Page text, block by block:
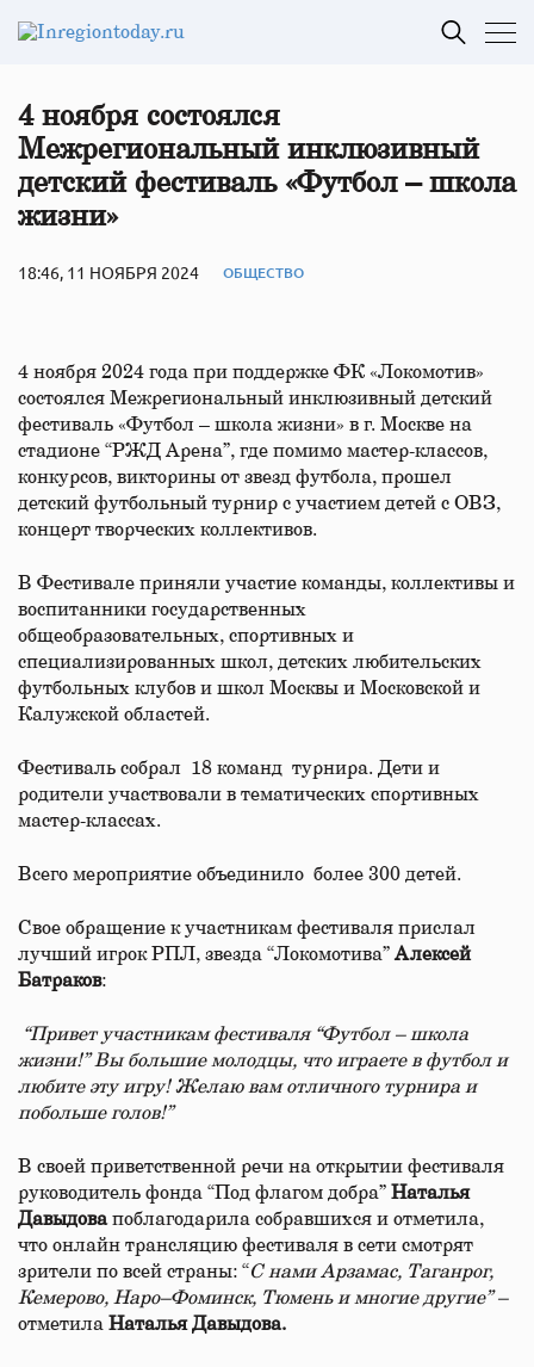
4 ноября состоялся
Межрегиональный инклюзивный
детский фестиваль «Футбол – школа
жизни»
18:46, 11 НОЯБРЯ 2024 ОБЩЕСТВО
4 ноября 2024 года при поддержке ФК «Локомотив»
состоялся Межрегиональный инклюзивный детский
фестиваль «Футбол – школа жизни» в г. Москве на
стадионе “РЖД Арена”, где помимо мастер-классов,
конкурсов, викторины от звезд футбола, прошел
детский футбольный турнир с участием детей с ОВЗ,
концерт творческих коллективов.
В Фестивале приняли участие команды, коллективы и
воспитанники государственных
общеобразовательных, спортивных и
специализированных школ, детских любительских
футбольных клубов и школ Москвы и Московской и
Калужской областей.
Фестиваль собрал 18 команд турнира. Дети и
родители участвовали в тематических спортивных
мастер-классах.
Всего мероприятие объединило более 300 детей.
Свое обращение к участникам фестиваля прислал
лучший игрок РПЛ, звезда “Локомотива” Алексей
Батраков:
“Привет участникам фестиваля “Футбол– школа
жизни!” Вы большие молодцы, что играете в футбол и
любите эту игру!Желаю вам отличного турнира и
побольше голов!”
В своей приветственной речи на открытии фестиваля
руководитель фонда “Под флагом добра” Наталья
Давыдова поблагодарила собравшихся и отметила,
что онлайн трансляцию фестиваля в сети смотрят
зрители по всей страны: “С нами Арзамас, Таганрог,
Кемерово, Наро–Фоминск, Тюмень и многие другие”–
отметила Наталья Давыдова.